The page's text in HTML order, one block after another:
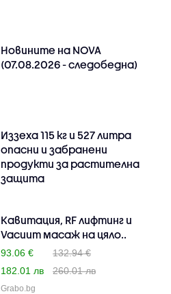
Новините на NOVA
(07.08.2026 - следобедна)
Иззеха 115 кг и 527 литра
опасни и забранени
продукти за растителна
защита
Кавитация, RF лифтинг и
Vacuum масаж на цяло..
93.06 €
132.94 €
182.01 лв
260.01 лв
Grabo.bg